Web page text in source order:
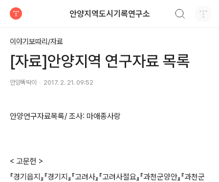
안양지역도시기록연구소
이야기보따리/자료
[자료]안양지역 연구자료 목록
안양똑딱이 2017. 2. 21. 09:52
안양연구자료목록/ 조사: 마애종사랑
< 고문헌 >
『경기읍지』『경기지』『고려사』『고려사절요』『과천군양안』『과천군